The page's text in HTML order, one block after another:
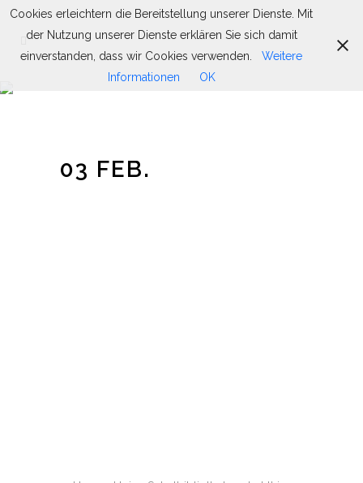
03 FEB.
Cookies erleichtern die Bereitstellung unserer Dienste. Mit
der Nutzung unserer Dienste erklären Sie sich damit
einverstanden, dass wir Cookies verwenden.
Weitere
Informationen
OK